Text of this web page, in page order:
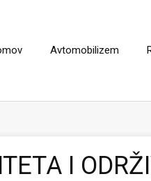
Avtomobilizem
I